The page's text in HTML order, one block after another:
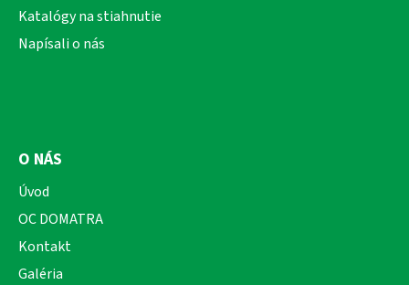
Katalógy na stiahnutie
Napísali o nás
O NÁS
Úvod
OC DOMATRA
Kontakt
Galéria